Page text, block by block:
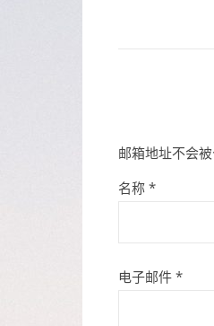
邮箱地址不会被
名称 *
电子邮件 *